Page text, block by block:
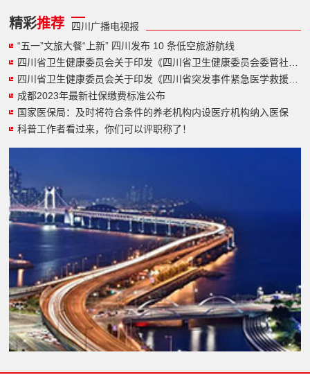
加入我们
精彩推荐
四川广播电视报
“五一”文旅大餐“上新” 四川发布 10 条低空旅游航线
成都2023年最新社保缴费标准公布
国家医保局：及时将符合条件的养老机构内设医疗机构纳入医保
科普工作者看过来，你们可以评职称了！